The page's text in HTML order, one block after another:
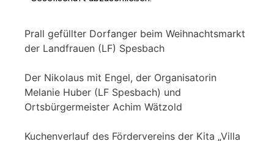
Prall gefüllter Dorfanger beim Weihnachtsmarkt
der Landfrauen (LF) Spesbach
Der Nikolaus mit Engel, der Organisatorin
Melanie Huber (LF Spesbach) und
Ortsbürgermeister Achim Wätzold
Kuchenverlauf des Fördervereins der Kita „Villa